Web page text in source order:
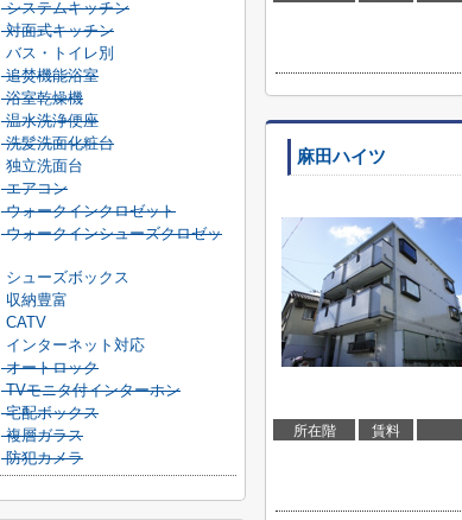
麻田ハイツ
所在階 賃料
システムキッチン
対面式キッチン
バス・トイレ別
追焚機能浴室
浴室乾燥機
温水洗浄便座
洗髪洗面化粧台
独立洗面台
エアコン
ウォークインクロゼット
ウォークインシューズクロゼッ
シューズボックス
収納豊富
CATV
インターネット対応
オートロック
TVモニタ付インターホン
宅配ボックス
複層ガラス
防犯カメラ